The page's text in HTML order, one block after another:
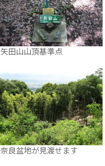
矢田山山頂基準点
奈良盆地が見渡せます